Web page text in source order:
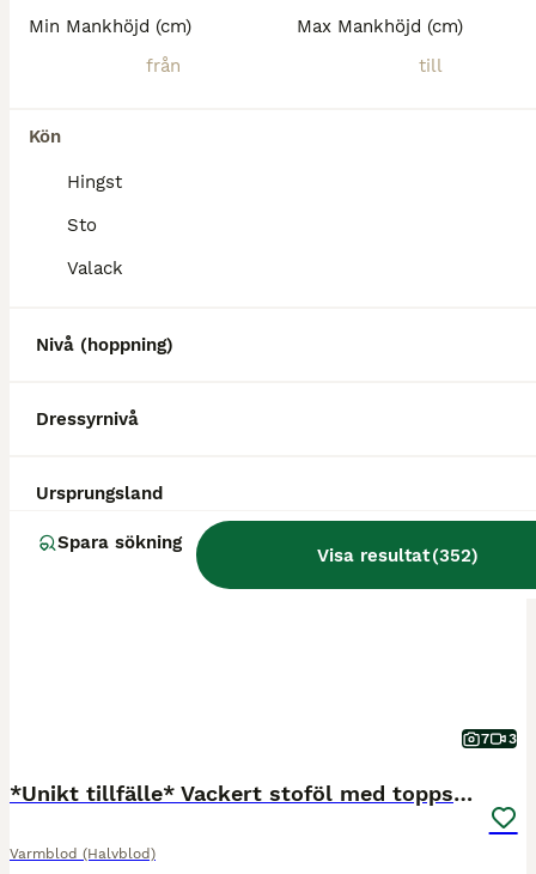
Min Mankhöjd (cm)
Max Mankhöjd (cm)
Kön
Hingst
Sto
Valack
Nivå (hoppning)
Dressyrnivå
Ursprungsland
Spara sökning
Visa resultat(352)
BOOST
7 3
*Unikt tillfälle* Vackert stoföl med toppstam
Varmblod (Halvblod)